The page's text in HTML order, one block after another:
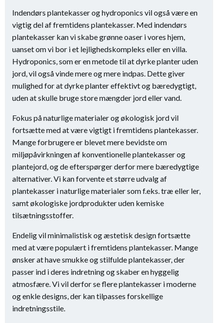
Indendørs plantekasser og hydroponics vil også være en
vigtig del af fremtidens plantekasser. Med indendørs
plantekasser kan vi skabe grønne oaser i vores hjem,
uanset om vi bor i et lejlighedskompleks eller en villa.
Hydroponics, som er en metode til at dyrke planter uden
jord, vil også vinde mere og mere indpas. Dette giver
mulighed for at dyrke planter effektivt og bæredygtigt,
uden at skulle bruge store mængder jord eller vand.
Fokus på naturlige materialer og økologisk jord vil
fortsætte med at være vigtigt i fremtidens plantekasser.
Mange forbrugere er blevet mere bevidste om
miljøpåvirkningen af konventionelle plantekasser og
plantejord, og de efterspørger derfor mere bæredygtige
alternativer. Vi kan forvente et større udvalg af
plantekasser i naturlige materialer som f.eks. træ eller ler,
samt økologiske jordprodukter uden kemiske
tilsætningsstoffer.
Endelig vil minimalistisk og æstetisk design fortsætte
med at være populært i fremtidens plantekasser. Mange
ønsker at have smukke og stilfulde plantekasser, der
passer ind i deres indretning og skaber en hyggelig
atmosfære. Vi vil derfor se flere plantekasser i moderne
og enkle designs, der kan tilpasses forskellige
indretningsstile.